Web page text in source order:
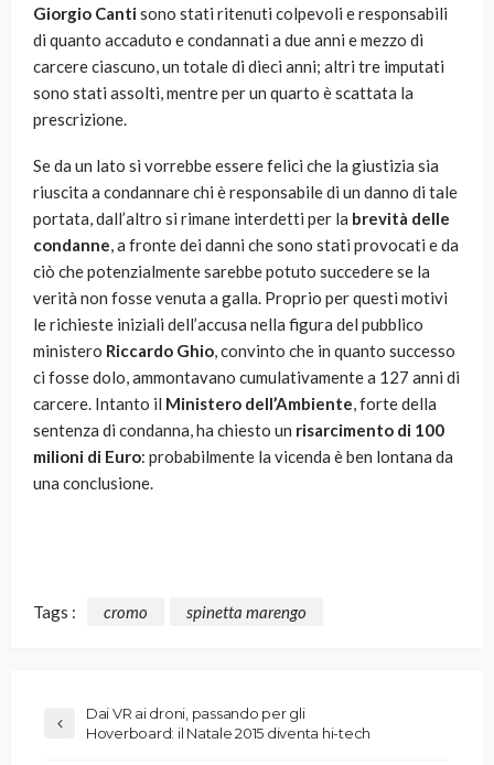
Giorgio Cantisono stati ritenuti colpevoli e responsabili
di quanto accaduto e condannati a due anni e mezzo di
carcere ciascuno, un totale di dieci anni; altri tre imputati
sono stati assolti, mentre per un quarto è scattata la
prescrizione.
Se da un lato si vorrebbe essere felici che la giustizia sia
riuscita a condannare chi è responsabile di un danno di tale
portata, dall’altro si rimane interdetti per la brevità delle
condanne, a fronte dei danni che sono stati provocati e da
ciò che potenzialmente sarebbe potuto succedere se la
verità non fosse venuta a galla. Proprio per questi motivi
le richieste iniziali dell’accusa nella figura del pubblico
ministero Riccardo Ghio, convinto che in quanto successo
ci fosse dolo, ammontavano cumulativamente a 127 anni di
carcere. Intanto il Ministero dell’Ambiente, forte della
sentenza di condanna, ha chiesto un risarcimento di 100
milioni di Euro: probabilmente la vicenda è ben lontana da
una conclusione.
Tags : cromo spinetta marengo
Dai VR ai droni, passando per gli
Hoverboard: il Natale 2015 diventa hi-tech